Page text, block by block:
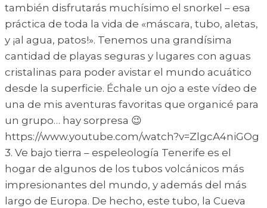
también disfrutarás muchísimo el snorkel – esa
práctica de toda la vida de «máscara, tubo, aletas,
y ¡al agua, patos!». Tenemos una grandísima
cantidad de playas seguras y lugares con aguas
cristalinas para poder avistar el mundo acuático
desde la superficie. Échale un ojo a este vídeo de
una de mis aventuras favoritas que organicé para
un grupo… hay sorpresa 😉
https://www.youtube.com/watch?v=ZlgcA4niGOg
3. Ve bajo tierra – espeleología Tenerife es el
hogar de algunos de los tubos volcánicos más
impresionantes del mundo, y además del más
largo de Europa. De hecho, este tubo, la Cueva